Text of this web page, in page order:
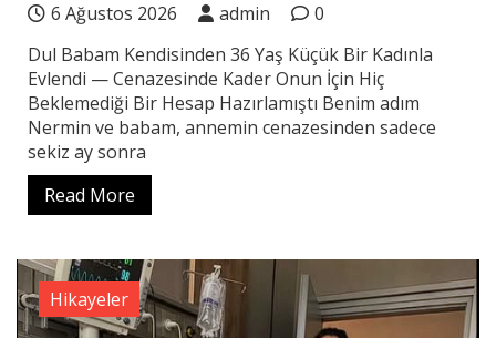
6 Ağustos 2026 admin
0
Dul Babam Kendisinden 36 Yaş Küçük Bir Kadınla
Evlendi — Cenazesinde Kader Onun İçin Hiç
Beklemediği Bir Hesap Hazırlamıştı Benim adım
Nermin ve babam, annemin cenazesinden sadece
sekiz ay sonra
Read More
Hikayeler